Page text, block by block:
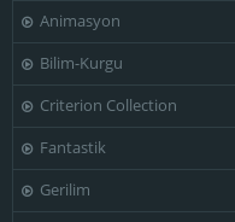
Animasyon
Bilim-Kurgu
Criterion Collection
Fantastik
Gerilim